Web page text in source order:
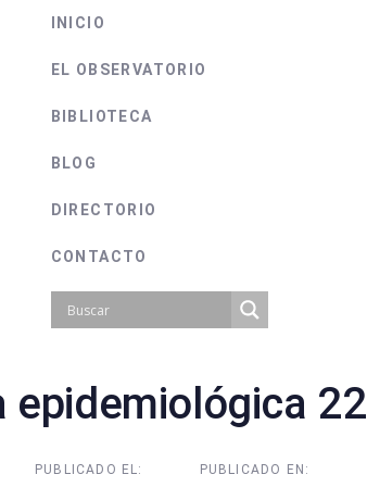
INICIO
EL OBSERVATORIO
BIBLIOTECA
BLOG
DIRECTORIO
CONTACTO
epidemiológica 22
PUBLICADO EL: PUBLICADO EN: